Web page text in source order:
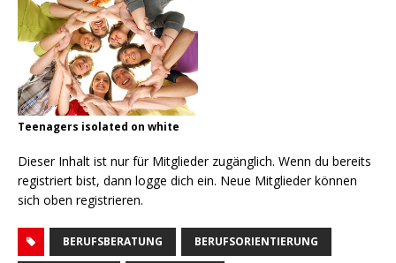
Teenagers isolated on white
Dieser Inhalt ist nur für Mitglieder zugänglich. Wenn du bereits
registriert bist, dann logge dich ein. Neue Mitglieder können
sich oben registrieren.
BERUFSBERATUNG BERUFSORIENTIERUNG